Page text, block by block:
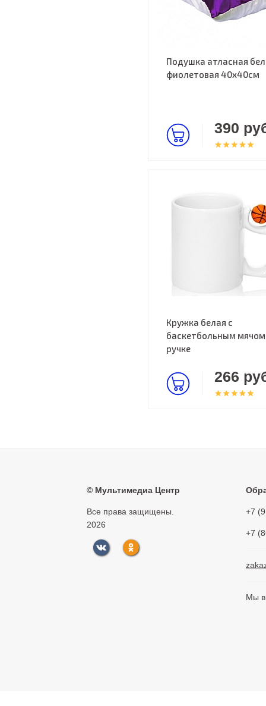
Подушка атласная
фиолетовая 40х40см
390
Кружка белая с
баскетбольным
ручке
266
©Мультимедиа Центр
Все права защищены.
2026
+7
+7
Мы в